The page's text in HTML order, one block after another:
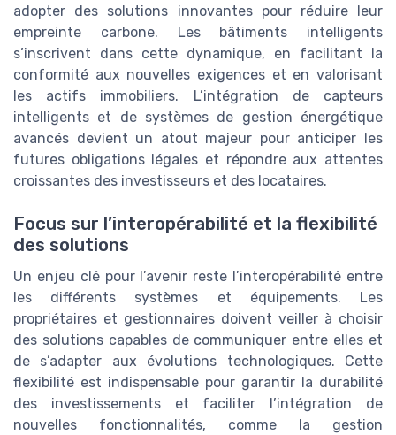
adopter des solutions innovantes pour réduire leur
empreinte carbone. Les bâtiments intelligents
s’inscrivent dans cette dynamique, en facilitant la
conformité aux nouvelles exigences et en valorisant
les actifs immobiliers. L’intégration de capteurs
intelligents et de systèmes de gestion énergétique
avancés devient un atout majeur pour anticiper les
futures obligations légales et répondre aux attentes
croissantes des investisseurs et des locataires.
Focus sur l’interopérabilité et la flexibilité
des solutions
Un enjeu clé pour l’avenir reste l’interopérabilité entre
les différents systèmes et équipements. Les
propriétaires et gestionnaires doivent veiller à choisir
des solutions capables de communiquer entre elles et
de s’adapter aux évolutions technologiques. Cette
flexibilité est indispensable pour garantir la durabilité
des investissements et faciliter l’intégration de
nouvelles fonctionnalités, comme la gestion